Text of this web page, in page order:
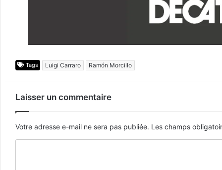
Tags Luigi Carraro Ramón Morcillo
Laisser un commentaire
Votre adresse e-mail ne sera pas publiée. Les champs